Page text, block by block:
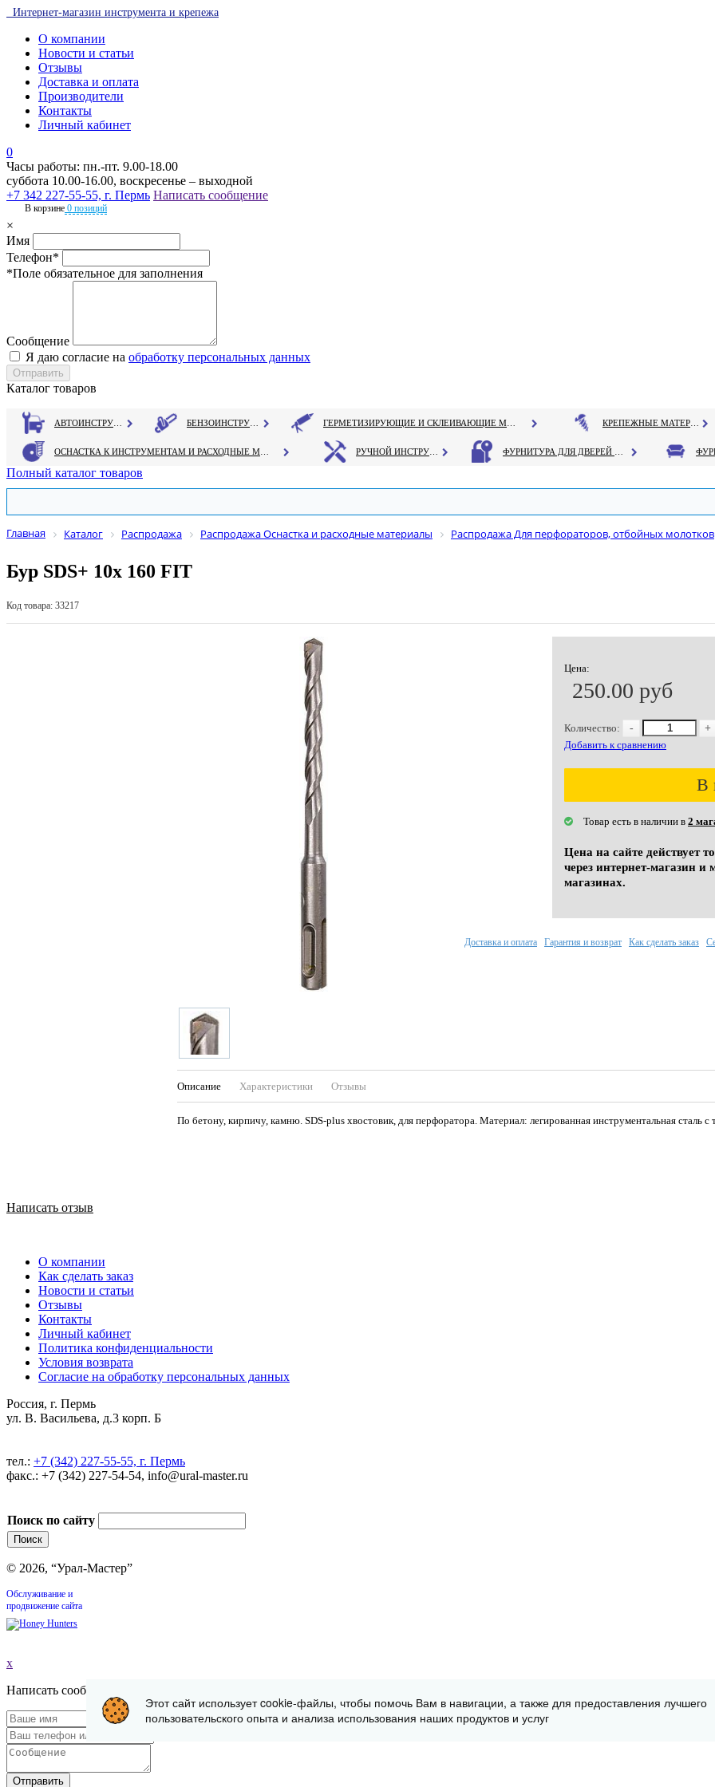
Интернет-магазин инструмента и крепежа
О компании
Новости и статьи
Отзывы
Доставка и оплата
Производители
Контакты
Личный кабинет
0
Часы работы: пн.-пт. 9.00-18.00
суббота 10.00-16.00, воскресенье – выходной
+7 342 227-55-55, г. Пермь Написать сообщение
В корзине 0 позиций
×
Имя
Телефон*
*Поле обязательное для заполнения
Сообщение
Я даю согласие на обработку персональных данных
Каталог товаров
Полный каталог товаров
Главная Каталог Распродажа Распродажа Оснастка и расходные материалы Распродажа Для перфораторов, отбойных молотков
Бур SDS+ 10х 160 FIT
Код товара: 33217
Цена:
250.00 руб
Количество: - +
Добавить к сравнению
В
Товар есть в наличии в 2
Цена на сайте действует
через интернет-магазин и
магазинах.
Описание Характеристики Отзывы
По бетону, кирпичу, камню. SDS-plus хвостовик, для перфоратора. Материал: легированная инструментальная сталь с
Доставка и оплата Гарантия и возврат Как сделать заказ
Написать отзыв
О компании
Как сделать заказ
Новости и статьи
Отзывы
Контакты
Личный кабинет
Политика конфиденциальности
Условия возврата
Согласие на обработку персональных данных
Россия, г. Пермь
ул. В. Васильева, д.3 корп. Б
тел.: +7 (342) 227-55-55, г. Пермь
факс.: +7 (342) 227-54-54, info@ural-master.ru
Поиск по сайту
© 2026, “Урал-Мастер”
Обслуживание и
продвижение сайта
x
Написать сообщение
Отправить
Этот сайт использует cookie-файлы, чтобы помочь Вам в навигации, а также для предоставления лучшего
пользовательского опыта и анализа использования наших продуктов и услуг